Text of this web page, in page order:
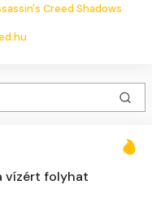
Creed Shadows
vízért folyhat